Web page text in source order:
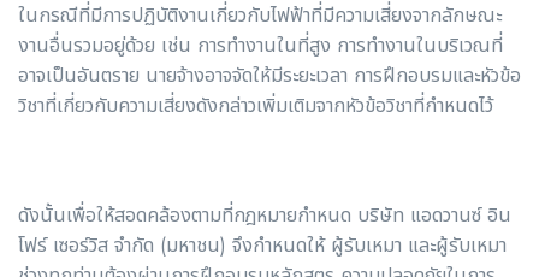
ในกรณีที่มีการปฏิบัติงานเกี่ยวกับไฟฟ้าที่มีความเสี่ยงจากลักษณะ
งานอื่นรวมอยู่ด้วย เช่น การทำงานในที่สูง การทำงานในบริเวณที่
อาจเป็นอันตราย นายจ้างอาจจัดให้มีระยะเวลา การฝึกอบรมและหัวข้อ
วิชาที่เกี่ยวกับความเสี่ยงดังกล่าวเพิ่มเติมจากหัวข้อวิชาที่กำหนดไว้
ดังนั้นเพื่อให้สอดคล้องตามที่กฎหมายกำหนด บริษัท แอดวานซ์ อิน
โฟร์ เซอร์วิส จำกัด (มหาชน) จึงกำหนดให้ ผู้รับเหมา และผู้รับเหมา